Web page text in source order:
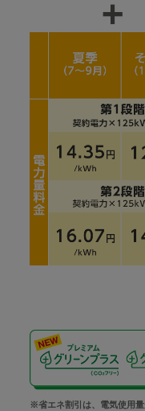
※省エネ割引は、電気使用